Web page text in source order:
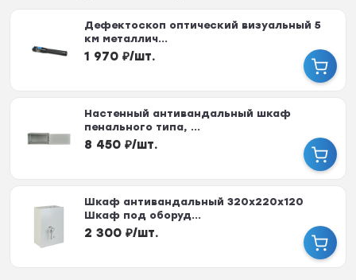
Дефектоскоп оптический визуальный 5
км металлич...
1 970 ₽/шт.
Настенный антивандальный шкаф
пенального типа, ...
8 450 ₽/шт.
Шкаф антивандальный 320x220x120
Шкаф под оборуд...
2 300 ₽/шт.